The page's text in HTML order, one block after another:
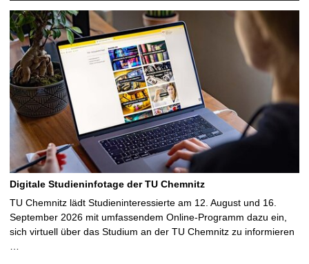
Digitale Studieninfotage der TU Chemnitz
TU Chemnitz lädt Studieninteressierte am 12. August und 16.
September 2026 mit umfassendem Online-Programm dazu ein,
sich virtuell über das Studium an der TU Chemnitz zu informieren